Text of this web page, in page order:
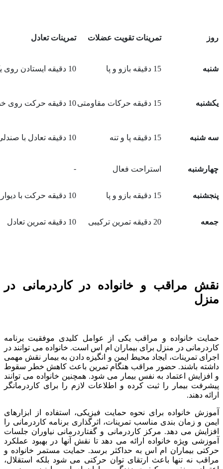
روز تمرینات تقویت عضلات تمرینات تعادل
شنبه 15 دقیقه بازو و پا 10 دقیقه ایستادن روی یک پا
یکشنبه 15 دقیقه حرکات مقاومتی 10 دقیقه حرکت روی خط
سه شنبه 15 دقیقه پا و تنه 10 دقیقه تعادل با صندلی
چهارشنبه استراحت فعال -
پنجشنبه 15 دقیقه بازو و پا 10 دقیقه حرکت با دیوار
جمعه 20 دقیقه تمرین ترکیبی 10 دقیقه تمرین تعادل
نقش مراقب و خانواده در کاردرمانی در
منزل
حمایت خانواده و مراقب یکی از عوامل کلیدی موفقیت برنامه
کاردرمانی در منزل برای بیماران ام اس است. خانواده می توانند در
اجرای تمرینات، ایجاد محیط ایمن و انگیزه دادن به بیمار نقش مهمی
داشته باشند. حضور مراقب هنگام تمرین باعث کاهش خطر سقوط
و افزایش اعتماد به نفس بیمار می شود. همچنین خانواده می توانند
پیشرفت بیمار را ثبت کرده و اطلاعات لازم را برای کاردرمانگر
ارائه دهند.
آموزش خانواده برای نحوه حمایت فیزیکی، استفاده از ابزارهای
ایمن و زمان بندی مناسب تمرینات، اثرگذاری برنامه کاردرمانی را
افزایش می دهد. مرکز کاردرمانی و گفتاردرمانی نیاوران جلسات
آموزشی ویژه خانواده ارائه می دهد تا نقش آنها در بهبود عملکرد
حرکتی بیماران ام اس به حداکثر برسد. حمایت مستمر خانواده و
مراقب نه تنها باعث ارتقای توان حرکتی می شود بلکه استقلال،